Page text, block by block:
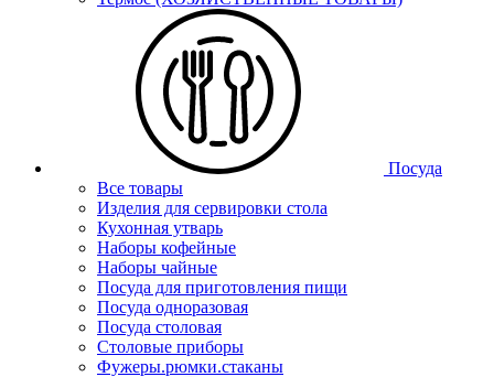
Посуда
Все товары
Изделия для сервировки стола
Кухонная утварь
Наборы кофейные
Наборы чайные
Посуда для приготовления пищи
Посуда одноразовая
Посуда столовая
Столовые приборы
Фужеры.рюмки.стаканы